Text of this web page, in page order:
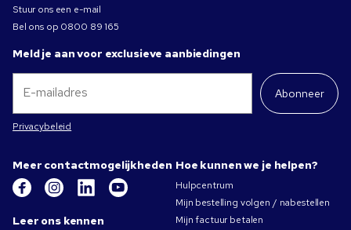
Stuur ons een e-mail
Bel ons op 0800 89 165
Meld je aan voor exclusieve aanbiedingen
Abonneer
Privacybeleid
Meer contactmogelijkheden
Leer ons kennen
Hoe kunnen we je helpen?
Hulpcentrum
Mijn bestelling volgen / nabestellen
Mijn factuur betalen